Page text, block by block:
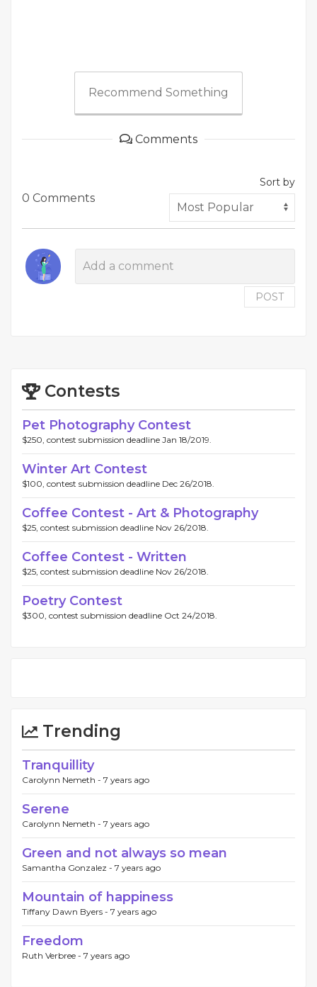
Recommend Something
Comments
0 Comments
Sort by
POST
Contests
Pet Photography Contest
$250, contest submission deadline Jan 18/2019.
Winter Art Contest
$100, contest submission deadline Dec 26/2018.
Coffee Contest - Art & Photography
$25, contest submission deadline Nov 26/2018.
Coffee Contest - Written
$25, contest submission deadline Nov 26/2018.
Poetry Contest
$300, contest submission deadline Oct 24/2018.
Trending
Tranquillity
Carolynn Nemeth - 7 years ago
Serene
Carolynn Nemeth - 7 years ago
Green and not always so mean
Samantha Gonzalez - 7 years ago
Mountain of happiness
Tiffany Dawn Byers - 7 years ago
Freedom
Ruth Verbree - 7 years ago